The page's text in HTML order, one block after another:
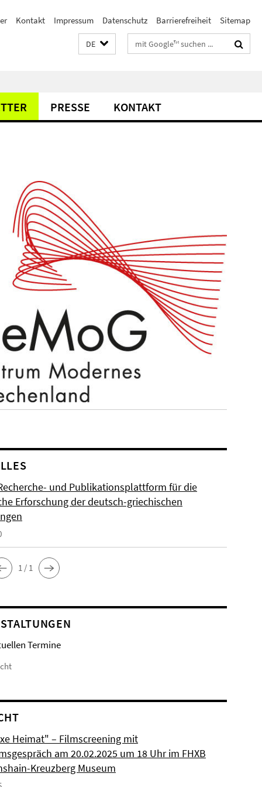
Kontakt Impressum Datenschutz Barrierefreiheit Sitemap
DE Suchbegriffe
PRESSE KONTAKT
und Publikationsplattform für die
Erforschung der deutsch-griechischen
1 / 1
Termine
Heimat" – Filmscreening mit
am 20.02.2025 um 18 Uhr im FHXB
Kreuzberg Museum